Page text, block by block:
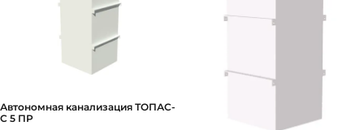
Автономная канализация ТОПАС-
С 5 ПР